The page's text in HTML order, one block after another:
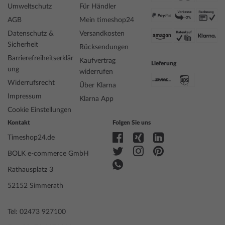
Artikel-Gewicht
0.07
Anzeige
Batterie (Quarz)
Bezeichnung
505, Ronda
Funktionen
24-Stunden, Datum, Minute, Sekunde,
Gehäuse Material
Gehäusebreite
42
Gehäuse Form
Wasserdichte
Oberfläche
Umweltschutz
AGB
Datenschutz &
Sicherheit
Barrierefreiheitserklär
ung
Widerrufsrecht
Impressum
Cookie Einstellungen
Für Händler
Mein timeshop24
Versandkosten
Rücksendungen
Kaufvertrag
widerrufen
Über Klarna
Klarna App
Lieferung
Kontakt
Timeshop24.de
BOLK e-commerce GmbH
Rathausplatz 3
52152 Simmerath
Tel: 02473 927100
Folgen Sie uns